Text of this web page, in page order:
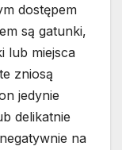
dostępem
są gatunki,
lub miejsca
zniosą
jedynie
delikatnie
na